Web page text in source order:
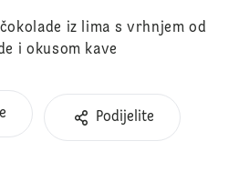
iz lima s vrhnjem od
i okusom kave
Podijelite